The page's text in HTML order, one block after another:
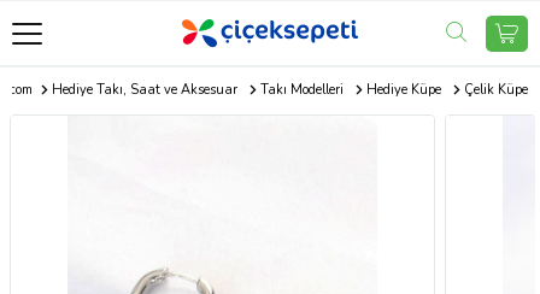
Hediye Takı, Saat ve Aksesuar Takı Modelleri Hediye Küpe Çelik Küpe